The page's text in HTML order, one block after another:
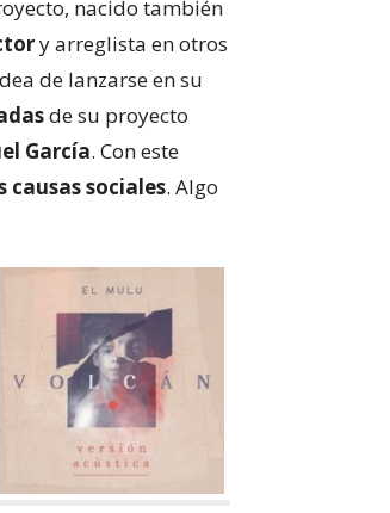
nacido también
y arreglista en otros
de lanzarse en su
de su proyecto
García. Con este
sociales. Algo